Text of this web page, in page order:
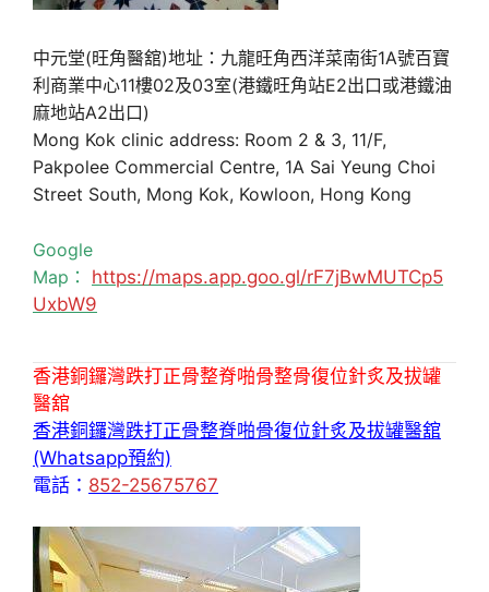
中元堂(旺角醫舘)地址：九龍旺角西洋菜南街1A號百寶
利商業中心11樓02及03室(港鐵旺角站E2出口或港鐵油
麻地站A2出口)
Mong Kok clinic address: Room 2 & 3, 11/F,
Pakpolee Commercial Centre, 1A Sai Yeung Choi
Street South, Mong Kok, Kowloon, Hong Kong
Google
Map： https://maps.app.goo.gl/rF7jBwMUTCp5
UxbW9
香港銅鑼灣跌打正骨整脊啪骨整骨復位針炙及拔罐
醫舘
香港銅鑼灣跌打正骨整脊啪骨復位針炙及拔罐醫舘
(Whatsapp預約)
電話： 852-25675767